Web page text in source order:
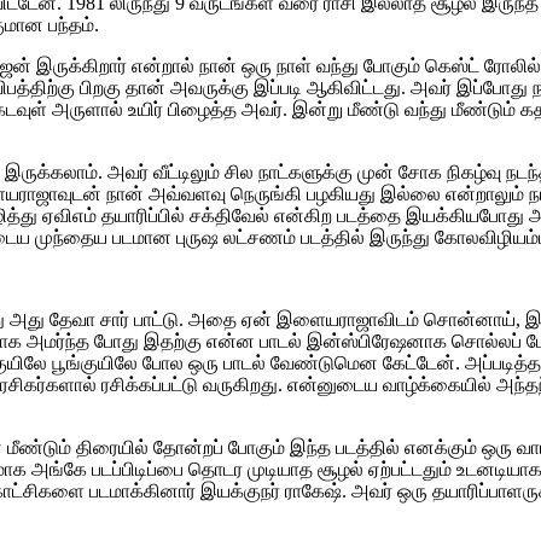
பந்தம்.
இருக்கிறார் என்றால் நான் ஒரு நாள் வந்து போகும் கெஸ்ட் ரோலில்
பிறகு தான் அவருக்கு இப்படி ஆகிவிட்டது. அவர்
அருளால் உயிர் பிழைத்த அவர். இன்று மீண்டு வந்து மீண்டும்
அவர் வீட்டிலும் சில நாட்களுக்கு முன் சோக நிகழ்வு
நான் அவ்வளவு நெருங்கி பழகியது இல்லை என்றாலும்
ஏவிஎம் தயாரிப்பில் சக்திவேல் என்கிற படத்தை
படமான புருஷ லட்சணம் படத்தில் இருந்து
தேவா சார் பாட்டு. அதை ஏன் இளையராஜாவிடம் சொன்னாய்,
போது இதற்கு என்ன பாடல் இன்ஸ்பிரேஷனாக சொல்லப்
பூங்குயிலே போல ஒரு பாடல் வேண்டுமென கேட்டேன்.
ரசிக்கப்பட்டு வருகிறது. என்னுடைய வாழ்க்கையில்
மீண்டும் திரையில் தோன்றப் போகும் இந்த படத்தில் எனக்கும் ஒரு
அங்கே படப்பிடிப்பை தொடர முடியாத சூழல் ஏற்பட்டதும்
படமாக்கினார் இயக்குநர் ராகேஷ். அவர் ஒரு